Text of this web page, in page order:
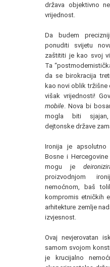
država objektivno
vrijednost.
Da budem
ponuditi svijetu
zaštititi je kao svoj
Ta
da se birokracija
kao novi oblik
višak vrijednosti!
mobile . Nova bi
mogla biti sjajan,
dejtonske države
Ironija je apsolutno
Bosne i Hercegovine
mogu je
proizvodnjom
nemoćnom, baš
kompromis etničkih
arhitekture zemlje
izvjesnost.
Ovaj nevjerovatan
samom svojom
je krucijalno